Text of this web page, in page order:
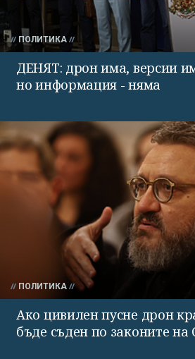
ПОЛИТИКА
ДЕНЯТ: дрон има, версии
но информация - няма
ПОЛИТИКА
Ако цивилен пусне дрон
бъде съден по законите